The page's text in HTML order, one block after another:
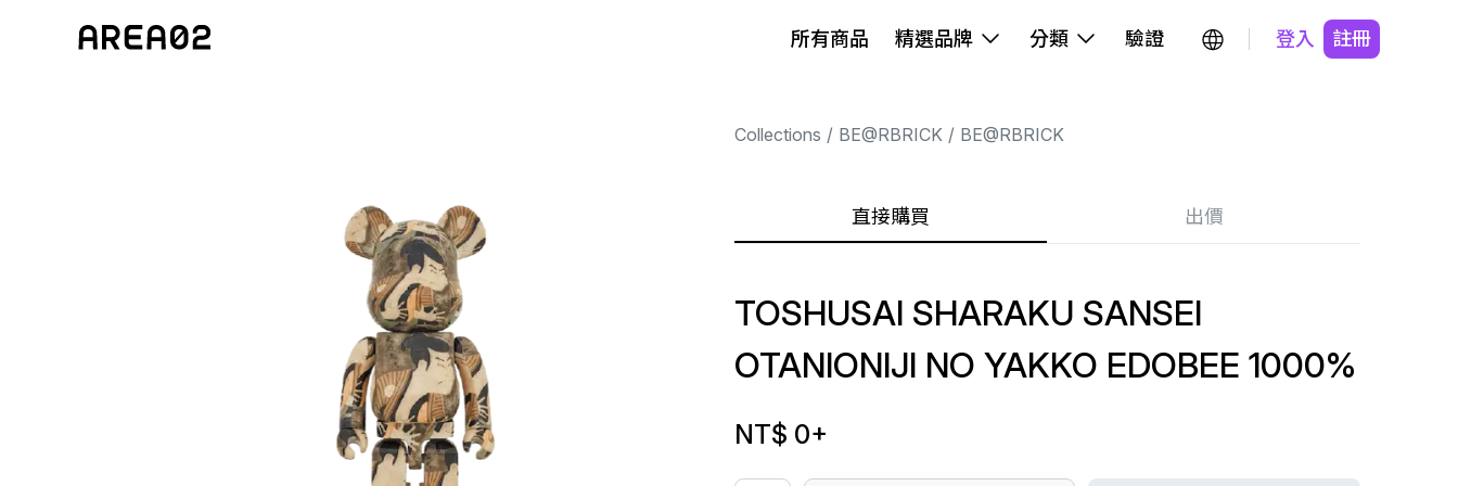
所有商品 精選品牌 分類 驗證 登入 註冊
Collections BE@RBRICK BE@RBRICK
直接購買 出價
TOSHUSAI SHARAKU SANSEI
OTANIONIJI NO YAKKO EDOBEE 1000%
NT$ 0+